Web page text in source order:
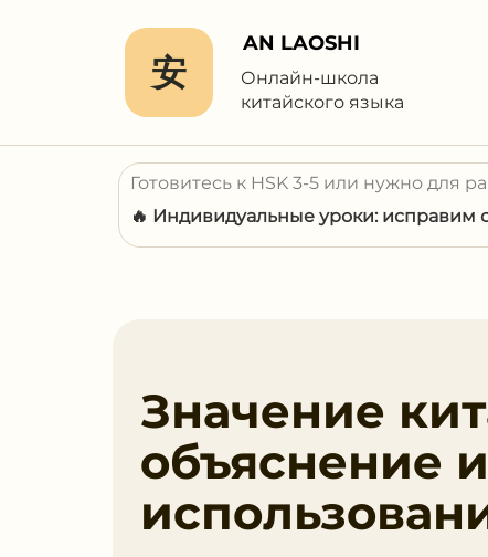
安
AN LAOSHI
Онлайн-школа
китайского языка
Готовитесь к HSK 3-5 или нужно для
🔥 Индивидуальные уроки: исправим
Значение
объяснение